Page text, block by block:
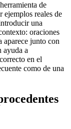
de
ejemplos reales de
una
oraciones
aparece junto con
ayuda a
en el
como de una